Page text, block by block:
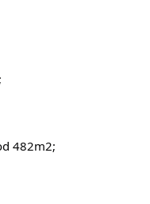
482m2;